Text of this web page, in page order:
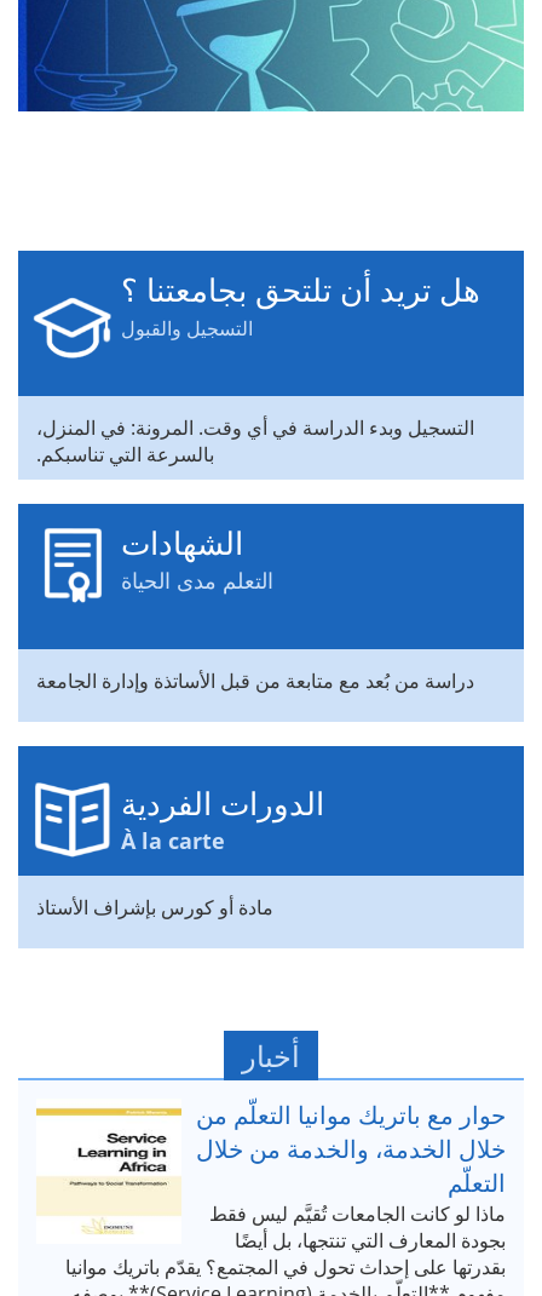
هل تريد أن تلتحق بجامعتنا ؟
التسجيل والقبول
التسجيل وبدء الدراسة في أي وقت. المرونة: في المنزل،
بالسرعة التي تناسبكم.
الشهادات
التعلم مدى الحياة
دراسة من بُعد مع متابعة من قبل الأساتذة وإدارة الجامعة
الدورات الفردية
À la carte
مادة أو كورس بإشراف الأستاذ
أخبار
حوار مع باتريك موانيا التعلّم من
خلال الخدمة، والخدمة من خلال
التعلّم
ماذا لو كانت الجامعات تُقيَّم ليس فقط
بجودة المعارف التي تنتجها، بل أيضًا
بقدرتها على إحداث تحول في المجتمع؟ يقدّم باتريك موانيا